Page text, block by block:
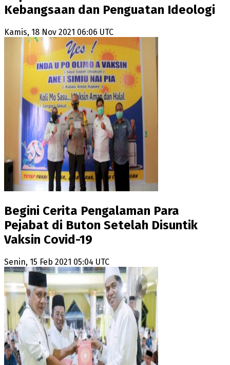
Kebangsaan dan Penguatan Ideologi
Kamis, 18 Nov 2021 06:06 UTC
Begini Cerita Pengalaman Para
Pejabat di Buton Setelah Disuntik
Vaksin Covid-19
Senin, 15 Feb 2021 05:04 UTC